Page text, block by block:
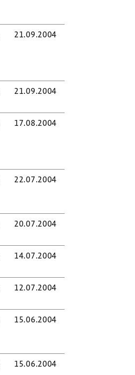
21.09.2004
21.09.2004
17.08.2004
22.07.2004
20.07.2004
14.07.2004
12.07.2004
15.06.2004
15.06.2004